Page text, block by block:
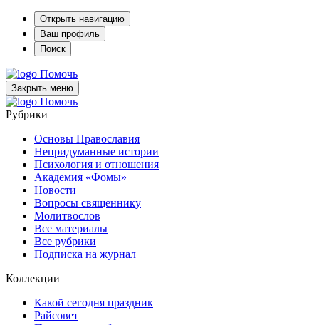
Открыть навигацию
Ваш профиль
Поиск
Помочь
Закрыть меню
Помочь
Рубрики
Основы Православия
Непридуманные истории
Психология и отношения
Академия «Фомы»
Новости
Вопросы священнику
Молитвослов
Все материалы
Все рубрики
Подписка на журнал
Коллекции
Какой сегодня праздник
Райсовет